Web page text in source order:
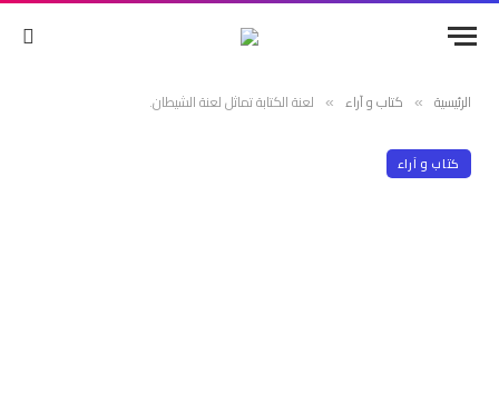
الرئيسية » كتاب و آراء » لعنة الكتابة تماثل لعنة الشيطان.
كتاب و آراء